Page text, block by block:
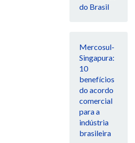
do Brasil
Mercosul-
Singapura:
10
benefícios
do acordo
comercial
para a
indústria
brasileira